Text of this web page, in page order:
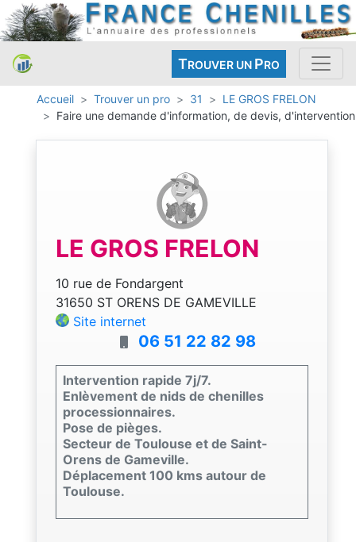
TROUVER UN PRO
Accueil Trouver un pro 31
LE GROS FRELON
Faire une demande d'information, de devis, d'intervention
LE GROS FRELON
10 rue de Fondargent
31650 ST ORENS DE GAMEVILLE
Site internet
06 51 22 82 98
Intervention rapide 7j/7.
Enlèvement de nids de chenilles
processionnaires.
Pose de pièges.
Secteur de Toulouse et de Saint-
Orens de Gameville.
Déplacement 100 kms autour de
Toulouse.